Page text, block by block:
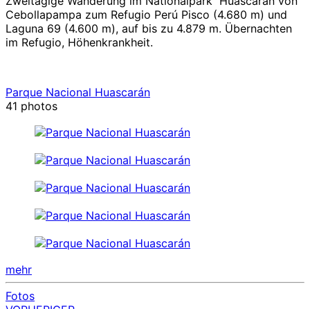
Cebollapampa zum Refugio Perú Pisco (4.680 m) und
Laguna 69 (4.600 m), auf bis zu 4.879 m. Übernachten
im Refugio, Höhenkrankheit.
Parque Nacional Huascarán
41 photos
mehr
Fotos